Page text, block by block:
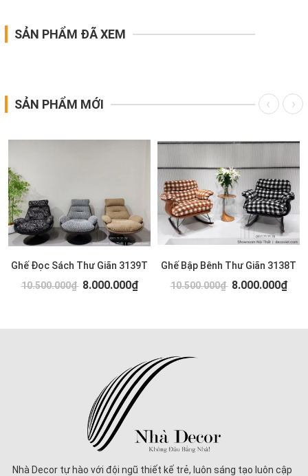
SẢN PHẨM ĐÃ XEM
SẢN PHẨM MỚI
Ghế Đọc Sách Thư Giãn 3139T
10.500.000₫ 8.000.000₫
Ghế Bập Bênh Thư Giãn 3138T
10.500.000₫ 8.000.000₫
Nhà Decor tự hào với đội ngũ thiết kế trẻ, luôn sáng tạo luôn cập